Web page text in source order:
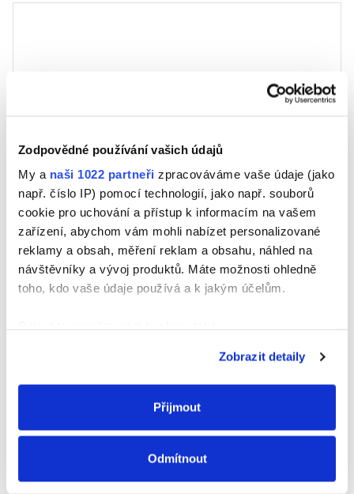
Zodpovědné používání vašich údajů
My a naši 1022 partneři zpracováváme vaše údaje (jako
např. číslo IP) pomocí technologií, jako např. souborů
cookie pro uchování a přístup k informacím na vašem
zařízení, abychom vám mohli nabízet personalizované
reklamy a obsah, měření reklam a obsahu, náhled na
návštěvníky a vývoj produktů. Máte možnosti ohledně
toho, kdo vaše údaje používá a k jakým účelům.
poloze, které mohou být přesné na několik metrů
Identifikovali vaše zařízení pomocí aktivního
skenování pro konkrétní charakteristiky (otisk prstu)
Zjistěte více o tom, jak zpracováváme vaše osobní
Svůj souhlas můžete kdykoliv změnit nebo odvolat v
části Prohlášení o souborech cookie.
Zobrazit detaily
Přijmout
Odmítnout
Jméno
E-mail